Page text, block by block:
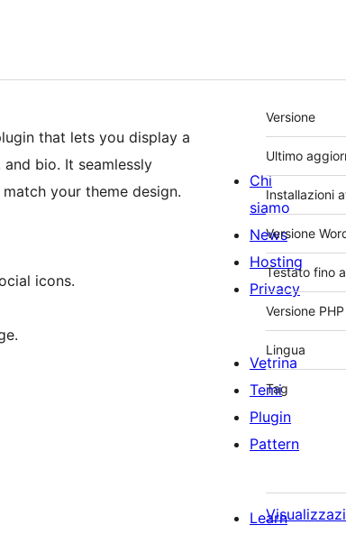
that lets you display a
bio. It seamlessly
your theme design.
icons.
Meta
Versione
Ultimo
Installazioni
Versione
Testato fino
Versione PHP
Lingua
Tag
Chi
siamo
News
Hosting
Privacy
Vetrina
Temi
Plugin
Pattern
Learn